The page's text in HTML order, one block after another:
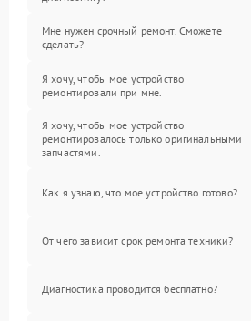
Мне нужен срочный ремонт. Сможете
сделать?
Я хочу, чтобы мое устройство
ремонтировали при мне.
Я хочу, чтобы мое устройство
ремонтировалось только оригинальными
запчастями.
Как я узнаю, что мое устройство готово?
От чего зависит срок ремонта техники?
Диагностика проводится бесплатно?